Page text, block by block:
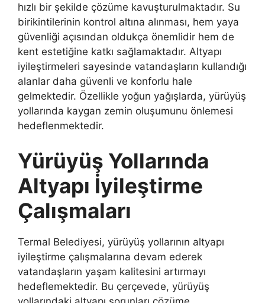
hızlı bir şekilde çözüme kavuşturulmaktadır. Su
birikintilerinin kontrol altına alınması, hem yaya
güvenliği açısından oldukça önemlidir hem de
kent estetiğine katkı sağlamaktadır. Altyapı
iyileştirmeleri sayesinde vatandaşların kullandığı
alanlar daha güvenli ve konforlu hale
gelmektedir. Özellikle yoğun yağışlarda, yürüyüş
yollarında kaygan zemin oluşumunu önlemesi
hedeflenmektedir.
Yürüyüş Yollarında
Altyapı İyileştirme
Çalışmaları
Termal Belediyesi, yürüyüş yollarının altyapı
iyileştirme çalışmalarına devam ederek
vatandaşların yaşam kalitesini artırmayı
hedeflemektedir. Bu çerçevede, yürüyüş